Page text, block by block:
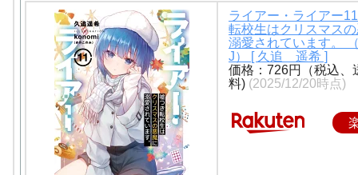
ライアー・ライアー
転校生はクリスマス
溺愛されています。
J） [ 久追 遥希 ]
価格：726円（税込、
料) (2025/12/20時点)